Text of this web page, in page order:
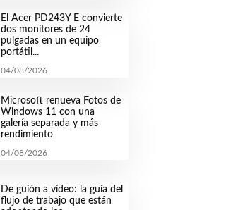
El Acer PD243Y E convierte
dos monitores de 24
pulgadas en un equipo
portátil...
04/08/2026
Microsoft renueva Fotos de
Windows 11 con una
galería separada y más
rendimiento
04/08/2026
De guión a vídeo: la guía del
flujo de trabajo que están